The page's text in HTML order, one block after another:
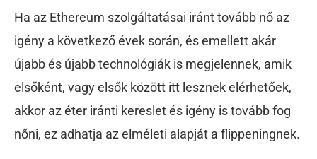
Ha az Ethereum szolgáltatásai iránt tovább nő az
igény a következő évek során, és emellett akár
újabb és újabb technológiák is megjelennek, amik
elsőként, vagy elsők között itt lesznek elérhetőek,
akkor az éter iránti kereslet és igény is tovább fog
nőni, ez adhatja az elméleti alapját a flippeningnek.